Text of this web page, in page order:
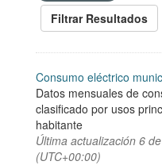
Filtrar Resultados
Consumo eléctrico
Datos mensuales de
clasificado por usos
habitante
Última actualización 6
(UTC+00:00)